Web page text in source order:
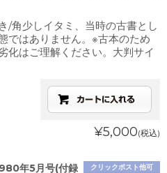
/角少しイタミ、当時の古書とし
ではありません。※古本のため
化はご理解ください。大判サイ
¥5,000(税込)
クリックポスト他可
年5月号(付録